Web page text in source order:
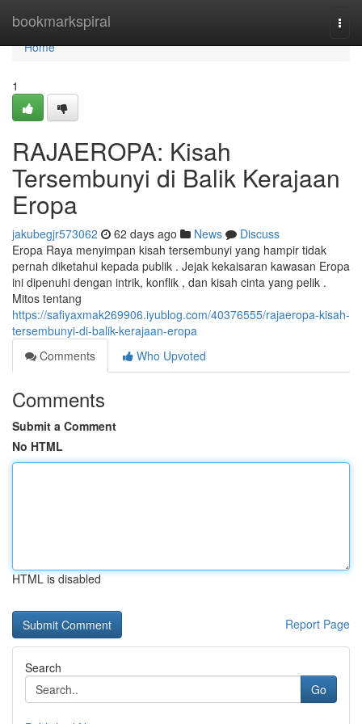
bookmarkspiral
Home
Home
1
RAJAEROPA: Kisah
Tersembunyi di Balik Kerajaan
Eropa
jakubegjr573062 62 days ago News
Discuss
Eropa Raya menyimpan kisah tersembunyi yang hampir tidak
pernah diketahui kepada publik . Jejak kekaisaran kawasan Eropa
ini dipenuhi dengan intrik, konflik , dan kisah cinta yang pelik .
Mitos tentang
https://safiyaxmak269906.iyublog.com/40376555/rajaeropa-kisah-
tersembunyi-di-balik-kerajaan-eropa
Comments
Who Upvoted
Comments
Submit a Comment
No HTML
HTML is disabled
Report Page
Search
Go